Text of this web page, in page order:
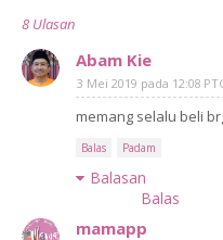
8 Ulasan
Abam Kie
3 Mei 2019 pada 12:08
memang selalu beli
Balas Padam
Balasan
Balas
mamapp